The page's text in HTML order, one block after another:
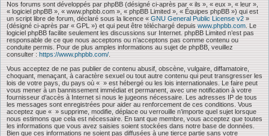
Nos forums sont développés par phpBB (désigné ci-après par « ils », « eux », « leur »,
« logiciel phpBB », « www.phpbb.com », « phpBB Limited », « Équipes phpBB ») qui est
un script libre de forum, déclaré sous la licence « GNU General Public License v2 »
(désigné ci-après par « GPL ») et qui peut être téléchargé depuis www.phpbb.com . Le
logiciel phpBB facilite seulement les discussions sur Internet. phpBB Limited n’est pas
responsable de ce que nous acceptons ou n’acceptons pas comme contenu ou
conduite permis. Pour de plus amples informations au sujet de phpBB, veuillez
consulter : https://www.phpbb.com/
Vous acceptez de ne pas publier de contenu abusif, obscène, vulgaire, diffamatoire,
choquant, menaçant, à caractère sexuel ou tout autre contenu qui peut transgresser les
lois de votre pays, du pays où « » est hébergé ou les lois internationales. Le faire peut
vous mener à un bannissement immédiat et permanent, avec une notification à votre
fournisseur d’accès à Internet si nous le jugeons nécessaire. Les adresses IP de tous
les messages sont enregistrées pour aider au renforcement de ces conditions. Vous
acceptez que « » supprime, modifie, déplace ou verrouille n’importe quel sujet lorsque
nous estimons que cela est nécessaire. En tant que membre, vous acceptez que toutes
les informations que vous avez saisies soient stockées dans notre base de données.
Bien que ces informations ne soient pas diffusées à une tierce partie sans votre